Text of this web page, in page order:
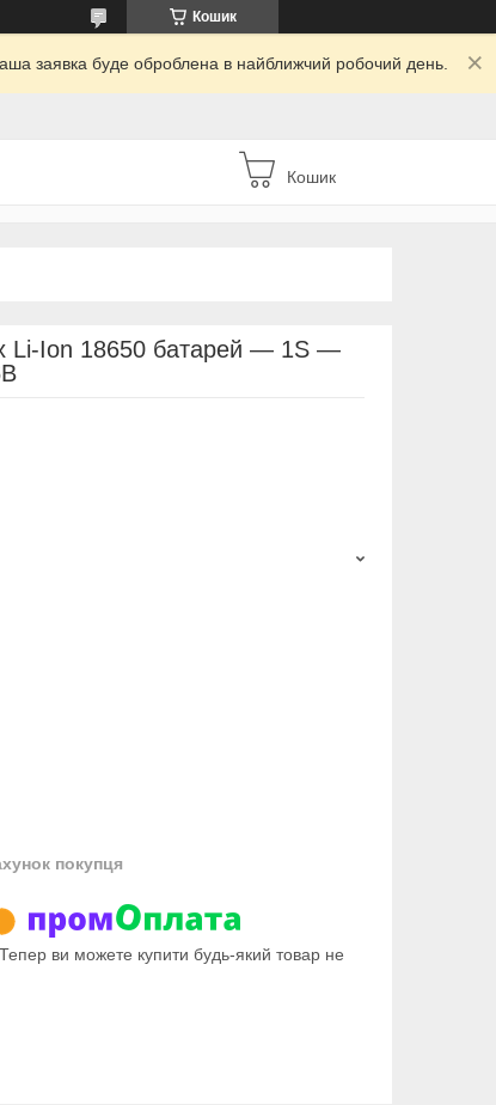
Кошик
заявка буде оброблена в найближчий робочий день.
Кошик
Li-Ion 18650 батарей — 1S —
покупця
ви можете купити будь-який товар не